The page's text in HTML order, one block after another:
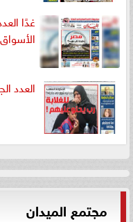
غدًا
الأسواق
العدد
مجتمع الميدان